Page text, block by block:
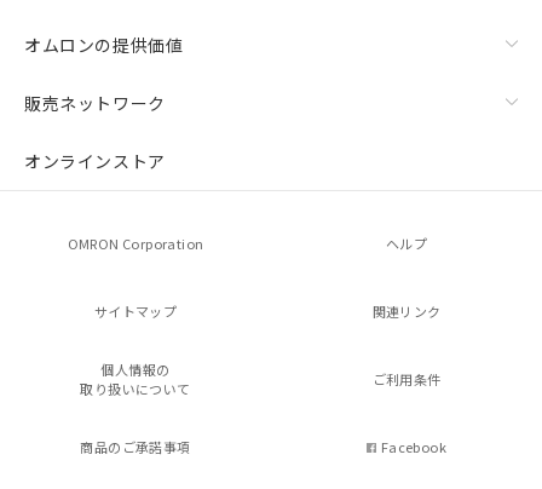
オムロンの提供価値
販売ネットワーク
オンラインストア
OMRON Corporation ヘルプ
サイトマップ 関連リンク
個人情報の
取り扱いについて
ご利用条件
商品のご承諾事項 Facebook